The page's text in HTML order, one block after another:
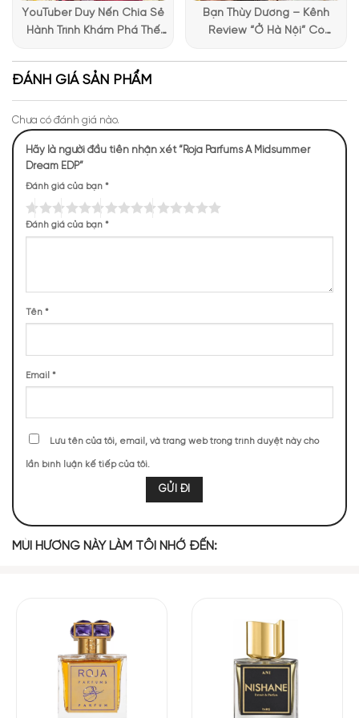
Mùi hươngRoja A Mid Summer Dream EDP sang trọng,
quý phái
TOP NOTES
Bưởi Cam Bergamot
Nhựa Elemi Bạch Đậu Khấu Hoa Cam
Tiêu Hồng Hoắc Hương
YouTuber Duy Nến Chia Sẻ
Hành Trình Khám Phá Thế
Bạn Thùy Dương – Kênh
Review “Ở Hà Nội” Có
ĐÁNH GIÁ SẢN PHẨM
Chưa có đánh giá nào.
Hãy là người đầu tiên nhận xét “Roja Parfums A Midsummer
Dream EDP”
Đánh giá của bạn *
Đánh giá của bạn *
Tên *
Email *
Lưu tên của tôi, email, và trang web trong trình duyệt này cho
lần bình luận kế tiếp của tôi.
MÙI HƯƠNG NÀY LÀM TÔI NHỚ ĐẾN: